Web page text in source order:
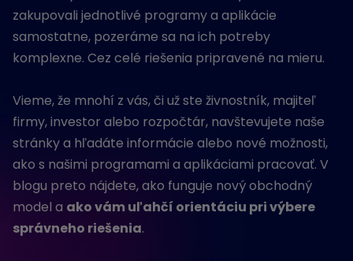
zakupovali jednotlivé programy a aplikácie
samostatne, pozeráme sa na ich potreby
komplexne. Cez celé riešenia pripravené na mieru.
Vieme, že mnohí z vás, či už ste živnostník, majiteľ
firmy, investor alebo rozpočtár, navštevujete naše
stránky a hľadáte informácie alebo nové možnosti,
ako s našimi programami a aplikáciami pracovať. V
blogu preto nájdete, ako funguje nový obchodný
model a ako vám uľahčí orientáciu pri výbere
správneho riešenia.